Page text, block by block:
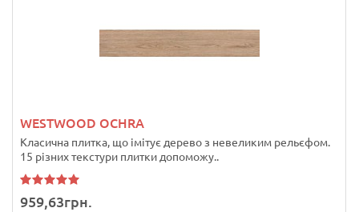
WESTWOOD OCHRA
Класична плитка, що імітує дерево з невеликим рельєфом.
15 різних текстури плитки допоможу..
959,63грн.